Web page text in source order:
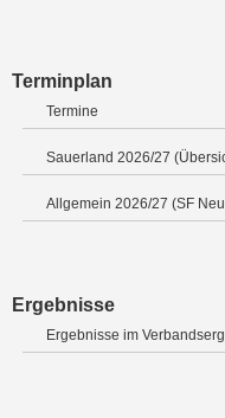
Terminplan
Termine
Sauerland 2026/27
Allgemein 2026/27 (SF
Ergebnisse
Ergebnisse im